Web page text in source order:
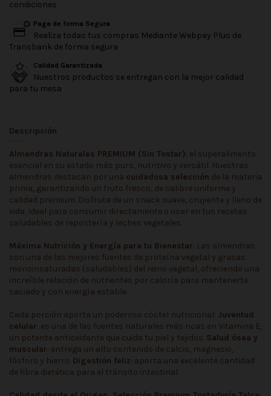
condiciones
Paga de forma Segura
Realiza todas tus compras Mediante Webpay Plus de
Transbank de forma segura
Calidad Garantizada
Nuestros productos se entregan con la mejor calidad
para tu mesa
Descripción
Almendras Naturales PREMIUM (Sin Tostar): el superalimento
esencial en su estado más puro, nutritivo y versátil. Nuestras
almendras destacan por una cuidadosa selección de la materia
prima, garantizando un fruto fresco, de calibre uniforme y
calidad premium. Disfruta de un snack suave, crujiente y lleno de
vida, ideal para consumir directamente o usar en tus recetas
saludables de repostería y leches vegetales.
Máxima Nutrición y Energía para tu Bienestar: Las almendras
son una de las mejores fuentes de proteína vegetal y grasas
monoinsaturadas (saludables) del reino vegetal, ofreciendo una
increíble relación de nutrientes por caloría para mantenerte
saciado y con energía estable.
Cada porción aporta un poderoso cóctel nutricional: Juventud
celular: es una de las fuentes naturales más ricas en Vitamina E,
un potente antioxidante que cuida tu piel y tejidos. Salud ósea y
muscular: entrega un alto contenido de calcio, magnesio,
fósforo y hierro. Digestión feliz: aporta una excelente cantidad
de fibra dietética para el tránsito intestinal.